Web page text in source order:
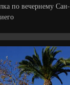
по вечернему Сан-